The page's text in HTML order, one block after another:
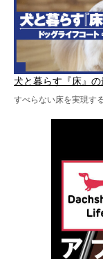
犬と暮らす『床』
すべらない床を実現す